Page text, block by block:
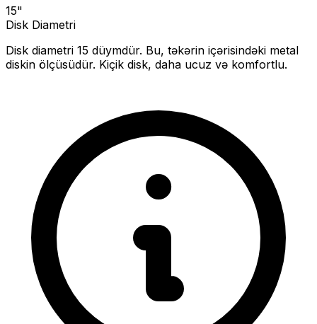
15"
Disk Diametri
Disk diametri 15 düymdür. Bu, təkərin içərisindəki metal
diskin ölçüsüdür. Kiçik disk, daha ucuz və komfortlu.